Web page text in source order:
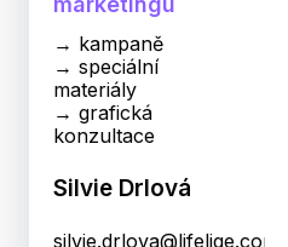
→ kampaně
→ speciální
materiály
→ grafická
konzultace
Silvie Drlová
silvie.drlova@lifeliqe.com